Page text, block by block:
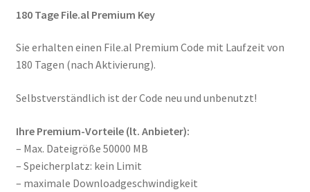
180 Tage File.al Premium Key
Sie erhalten einen File.al Premium Code mit Laufzeit von
180 Tagen (nach Aktivierung).
Selbstverständlich ist der Code neu und unbenutzt!
Ihre Premium-Vorteile (lt. Anbieter):
– Max. Dateigröße 50000 MB
– Speicherplatz: kein Limit
– maximale Downloadgeschwindigkeit